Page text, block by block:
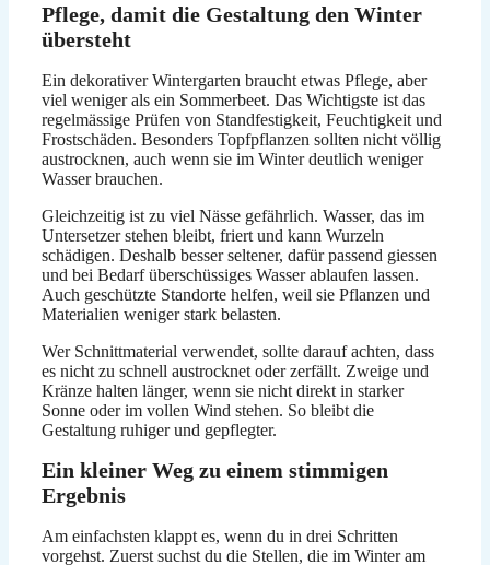
Pflege, damit die Gestaltung den Winter
übersteht
Ein dekorativer Wintergarten braucht etwas Pflege, aber
viel weniger als ein Sommerbeet. Das Wichtigste ist das
regelmässige Prüfen von Standfestigkeit, Feuchtigkeit und
Frostschäden. Besonders Topfpflanzen sollten nicht völlig
austrocknen, auch wenn sie im Winter deutlich weniger
Wasser brauchen.
Gleichzeitig ist zu viel Nässe gefährlich. Wasser, das im
Untersetzer stehen bleibt, friert und kann Wurzeln
schädigen. Deshalb besser seltener, dafür passend giessen
und bei Bedarf überschüssiges Wasser ablaufen lassen.
Auch geschützte Standorte helfen, weil sie Pflanzen und
Materialien weniger stark belasten.
Wer Schnittmaterial verwendet, sollte darauf achten, dass
es nicht zu schnell austrocknet oder zerfällt. Zweige und
Kränze halten länger, wenn sie nicht direkt in starker
Sonne oder im vollen Wind stehen. So bleibt die
Gestaltung ruhiger und gepflegter.
Ein kleiner Weg zu einem stimmigen
Ergebnis
Am einfachsten klappt es, wenn du in drei Schritten
vorgehst. Zuerst suchst du die Stellen, die im Winter am